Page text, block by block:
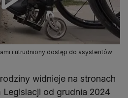
i utrudniony dostęp do asystentów
widnieje na stronach
Legislacji od grudnia 2024